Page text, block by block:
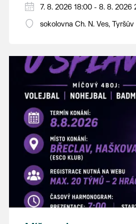
PÁTEK 7. srpna
18:00 - ruční stavění máje
14:00 - krojový průvod pro
hostince “U Buvola”
16:00 - odpolední zábava na
21:00 - večerní zábava
K tanci a poslechu bude hrát
Lanžhotčané.
Těšíme se na Vás!
7. 8. 2026 18:00 - 8. 8. 2026
sokolovna Ch. N. Ves,